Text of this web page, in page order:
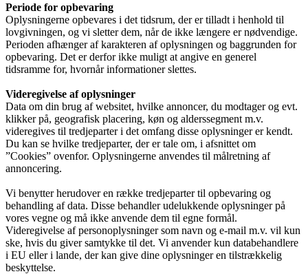
Periode for opbevaring
Oplysningerne opbevares i det tidsrum, der er tilladt i henhold til
lovgivningen, og vi sletter dem, når de ikke længere er nødvendige.
Perioden afhænger af karakteren af oplysningen og baggrunden for
opbevaring. Det er derfor ikke muligt at angive en generel
tidsramme for, hvornår informationer slettes.
Videregivelse af oplysninger
Data om din brug af websitet, hvilke annoncer, du modtager og evt.
klikker på, geografisk placering, køn og alderssegment m.v.
videregives til tredjeparter i det omfang disse oplysninger er kendt.
Du kan se hvilke tredjeparter, der er tale om, i afsnittet om
”Cookies” ovenfor. Oplysningerne anvendes til målretning af
annoncering.
Vi benytter herudover en række tredjeparter til opbevaring og
behandling af data. Disse behandler udelukkende oplysninger på
vores vegne og må ikke anvende dem til egne formål.
Videregivelse af personoplysninger som navn og e-mail m.v. vil kun
ske, hvis du giver samtykke til det. Vi anvender kun databehandlere
i EU eller i lande, der kan give dine oplysninger en tilstrækkelig
beskyttelse.